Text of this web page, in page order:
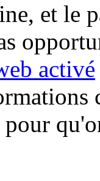
et le
activé